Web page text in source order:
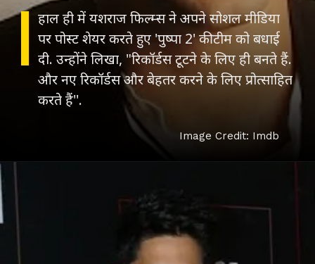
हाल ही में यशराज फिल्म्स ने अपने सोशल मीडिया
पर पोस्ट शेयर करते हुए 'पुष्पा 2' की टीम को बधाई
दी. उन्होंने लिखा, "रिकॉर्डस टूटने के लिए ही बनते हैं.
और नए रिकॉर्डस और बेहतर करने के लिए प्रोत्साहित
करते हैं''.
Image Credit: Imdb